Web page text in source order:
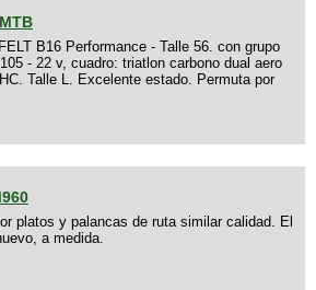
B16 Performance - Talle 56. con grupo
- 22 v, cuadro: triatlon carbono dual aero
Talle L. Excelente estado. Permuta por
platos y palancas de ruta similar calidad. El
a medida.